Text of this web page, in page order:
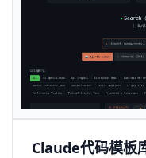
Claude代码模板